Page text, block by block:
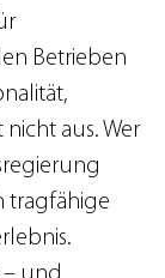
Betrieben
aus. Wer
tragfähige